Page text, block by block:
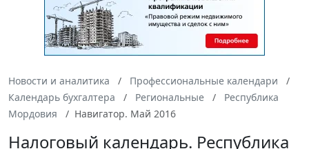
Новости и аналитика
Профессиональные календари
Календарь бухгалтера
Региональные
Республика
Мордовия
Навигатор. Май 2016
Налоговый календарь. Республика